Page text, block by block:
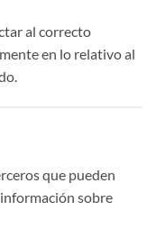
al correcto
en lo relativo al
que pueden
sobre